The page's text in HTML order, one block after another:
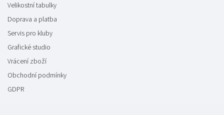
Velikostní tabulky
Doprava a platba
Servis pro kluby
Grafické studio
Vrácení zboží
Obchodní podmínky
GDPR